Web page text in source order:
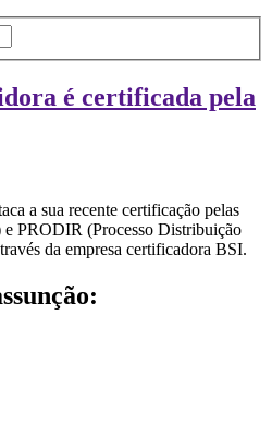
é certificada pela
a sua recente certificação pelas
PRODIR (Processo Distribuição
da empresa certificadora BSI.